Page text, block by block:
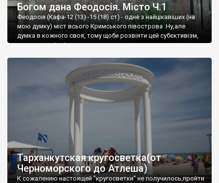
Богом дана Феодосія. Місто Ч.1
Феодосія (Кафа-12 (13) -15 (18) ст) - одне з найцікавіших (на
мою думку) міст всього Кримського півострова .Ну,але
думка в кожного своя, тому щоби розвіяти цей субєктивізм,
запрошую відвідати це
Тарханкутская кругосветка(от
Черноморского до Атлеша)
К сожалению настоящей "кругосветки" не получилось,пройти